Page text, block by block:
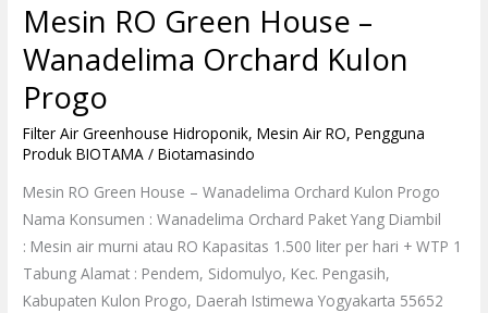
Mesin RO Green House –
Wanadelima Orchard Kulon
Progo
Filter Air Greenhouse Hidroponik,Mesin Air RO,Pengguna
Produk BIOTAMA /Biotamasindo
Mesin RO Green House – Wanadelima Orchard Kulon Progo
Nama Konsumen : Wanadelima Orchard Paket Yang Diambil
: Mesin air murni atau RO Kapasitas 1.500 liter per hari + WTP 1
Tabung Alamat : Pendem, Sidomulyo, Kec. Pengasih,
Kabupaten Kulon Progo, Daerah Istimewa Yogyakarta 55652